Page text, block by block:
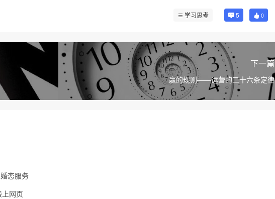
学习思考 5 0
下一篇
赢的规则——运营的二十六条定律
恋服务
网页